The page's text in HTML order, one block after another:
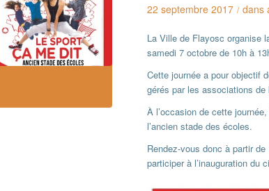
22 septembre 2017 / dans
La Ville de Flayosc organise
samedi 7 octobre de 10h à
Cette journée a pour objectif
gérés par les associations de
À l’occasion de cette
l’ancien stade des écoles.
Rendez-vous donc à partir
participer à l’inauguration du